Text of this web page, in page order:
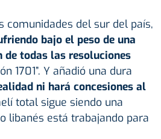
comunidades del sur del país,
bajo el peso de una
todas las resoluciones
1701”. Y añadió una dura
ni hará concesiones al
total sigue siendo una
libanés está trabajando para